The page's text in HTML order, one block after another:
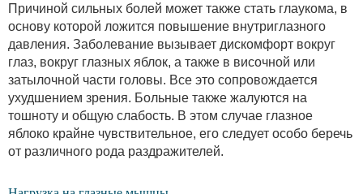
Причиной сильных болей может также стать глаукома, в
основу которой ложится повышение внутриглазного
давления. Заболевание вызывает дискомфорт вокруг
глаз, вокруг глазных яблок, а также в височной или
затылочной части головы. Все это сопровождается
ухудшением зрения. Больные также жалуются на
тошноту и общую слабость. В этом случае глазное
яблоко крайне чувствительное, его следует особо беречь
от различного рода раздражителей.